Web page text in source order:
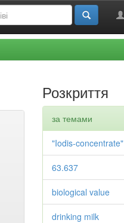
Розкриття
за темами
"Iodis-concentrate"
63.637
biological value
drinking milk